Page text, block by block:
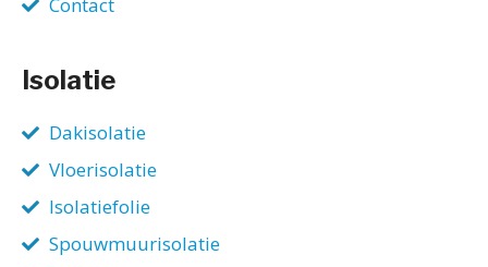
Isolatie
Dakisolatie
Vloerisolatie
Isolatiefolie
Spouwmuurisolatie